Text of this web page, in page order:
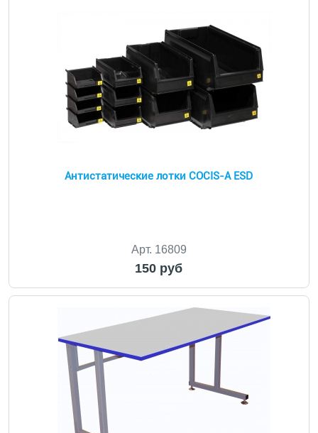
Антистатические лотки COCIS-A ESD
Арт. 16809
150 руб